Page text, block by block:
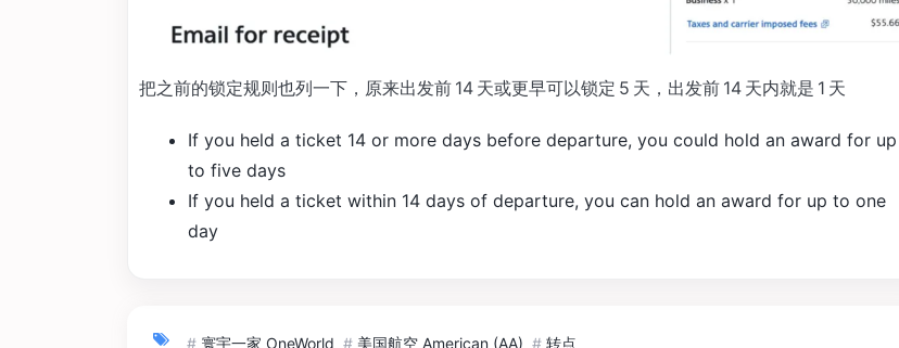
把之前的锁定规则也列一下，原来出发前 14 天或更早可以锁定 5 天，出发前 14 天内就是 1 天
If you held a ticket 14 or more days before departure, you could hold an award for up
to five days
If you held a ticket within 14 days of departure, you can hold an award for up to one
day
# 寰宇一家 OneWorld # 美国航空 American (AA) # 转点